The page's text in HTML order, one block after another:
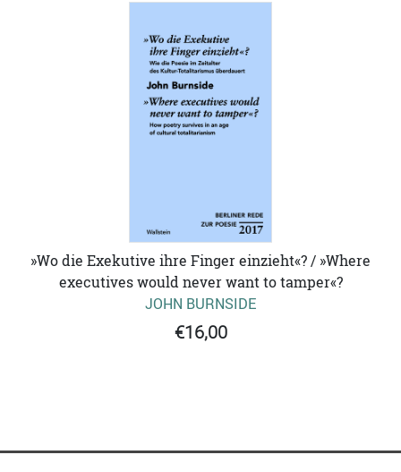
»Wo die Exekutive ihre Finger einzieht«? / »Where
executives would never want to tamper«?
JOHN BURNSIDE
€16,00